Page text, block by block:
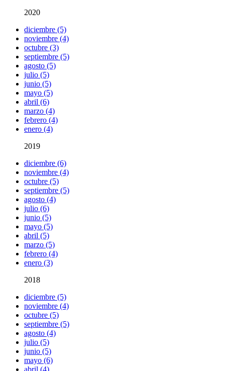
2020
diciembre (5)
noviembre (4)
octubre (3)
septiembre (5)
agosto (5)
julio (5)
junio (5)
mayo (5)
abril (6)
marzo (4)
febrero (4)
enero (4)
2019
diciembre (6)
noviembre (4)
octubre (5)
septiembre (5)
agosto (4)
julio (6)
junio (5)
mayo (5)
abril (5)
marzo (5)
febrero (4)
enero (3)
2018
diciembre (5)
noviembre (4)
octubre (5)
septiembre (5)
agosto (4)
julio (5)
junio (5)
mayo (6)
abril (4)